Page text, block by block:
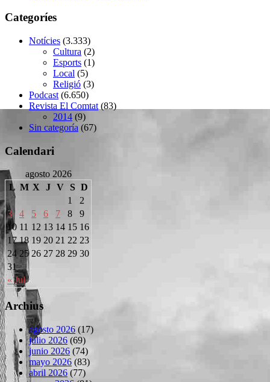
Categoríes
Notícies (3.333)
Cultura (2)
Esports (1)
Local (5)
Religió (3)
Podcast (6.650)
Revista El Comtat (83)
2014 (9)
Sin categoría (67)
Calendari
agosto 2026
L M X J V S D
« Jul
1
2
3
4 5 6 7 8
9
10 11 12 13 14 15 16
17 18 19 20 21 22 23
24 25 26 27 28 29 30
31
Archius
agosto 2026 (17)
julio 2026 (69)
junio 2026 (74)
mayo 2026 (83)
abril 2026 (77)